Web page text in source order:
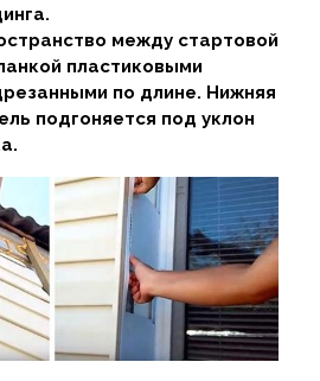
между стартовой
пластиковыми
по длине. Нижняя
подгоняется под уклон